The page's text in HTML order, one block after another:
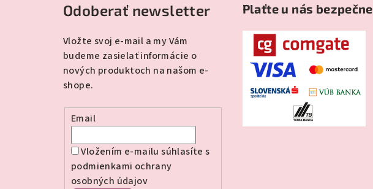
Odoberať newsletter
Vložte svoj e-mail a my Vám
budeme zasielať informácie o
nových produktoch na našom e-
shope.
Email
Vložením e-mailu súhlasíte s
podmienkami ochrany
osobných údajov
Plaťte u nás bezpečne